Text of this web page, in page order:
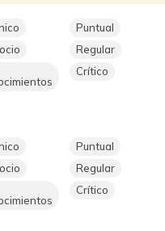
Puntual
Regular
Crítico
Puntual
Regular
Crítico